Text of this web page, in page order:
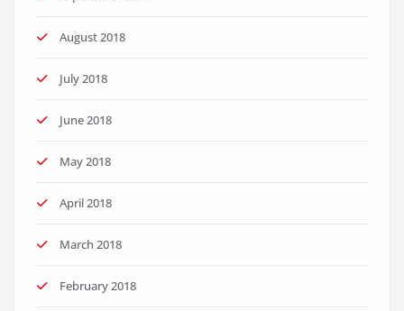
August 2018
July 2018
June 2018
May 2018
April 2018
March 2018
February 2018